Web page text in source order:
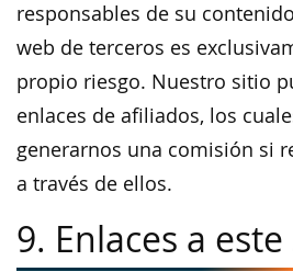
responsables de su
web de terceros es
propio riesgo. Nuestro sitio
enlaces de afiliados, los
generarnos una comisión si
a través de ellos.
9. Enlaces a